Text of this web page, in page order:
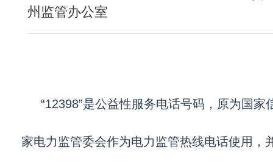
州监管办公室
“12398”是公益性服务电话号码，原为国
家电力监管委会作为电力监管热线电话使用，